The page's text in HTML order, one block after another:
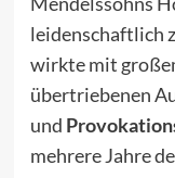
leidenschaftlich
wirkte mit
übertriebenen
und
mehrere Jahre